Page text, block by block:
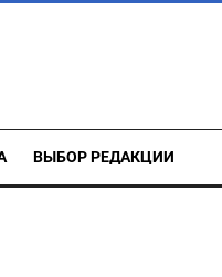
ВЫБОР РЕДАКЦИИ